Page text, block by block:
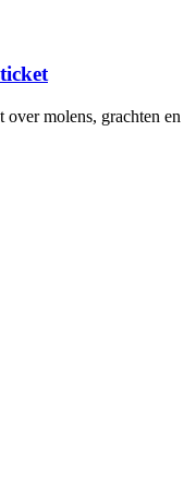
molens, grachten en